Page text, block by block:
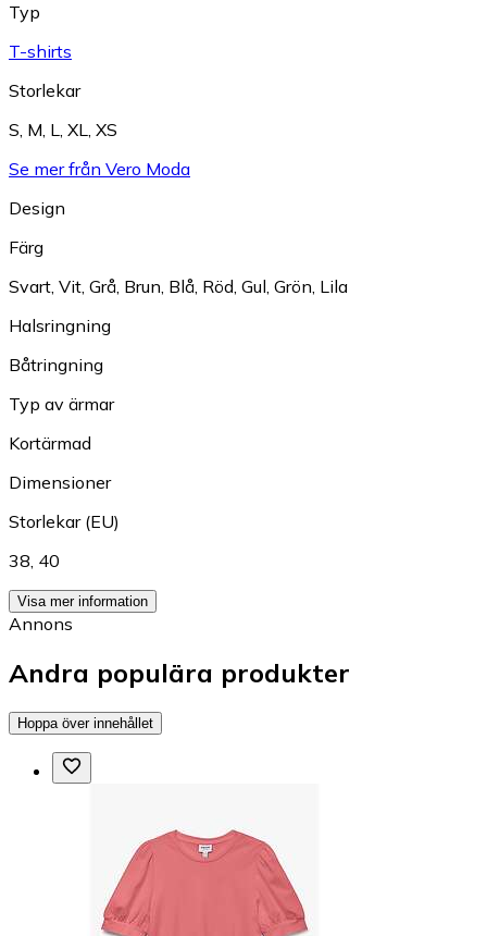
Typ
T-shirts
Storlekar
S, M, L, XL, XS
Se mer från Vero Moda
Design
Färg
Svart, Vit, Grå, Brun, Blå, Röd, Gul, Grön, Lila
Halsringning
Båtringning
Typ av ärmar
Kortärmad
Dimensioner
Storlekar (EU)
38, 40
Visa mer information
Annons
Andra populära produkter
Hoppa över innehållet